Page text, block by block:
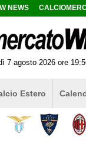
NEWS
7 agosto 2026 ore
Estero